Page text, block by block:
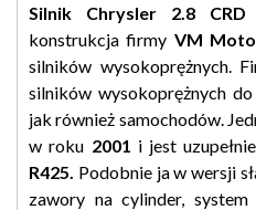
Silnik Chrysler 2.8
konstrukcja firmy VM
silników wysokoprężnych.
silników wysokoprężnych
jak również samochodów.
w roku 2001 i jest
R425. Podobnie ja w wersji
zawory na cylinder,